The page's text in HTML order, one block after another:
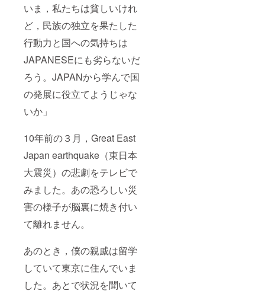
いま，私たちは貧しいけれ
ど，民族の独立を果たした
行動力と国への気持ちは
JAPANESEにも劣らないだ
ろう。JAPANから学んで国
の発展に役立てようじゃな
いか」
10年前の３月，Great East
Japan earthquake（東日本
大震災）の悲劇をテレビで
みました。あの恐ろしい災
害の様子が脳裏に焼き付い
て離れません。
あのとき，僕の親戚は留学
していて東京に住んでいま
した。あとで状況を聞いて